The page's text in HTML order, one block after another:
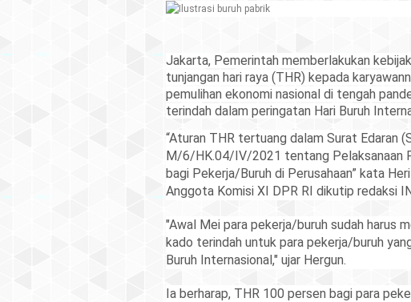
Jakarta, Pemerintah memberlakukan
tunjangan hari raya (THR) kepada
pemulihan ekonomi nasional di tengah
terindah dalam peringatan Hari Buruh
“Aturan THR tertuang dalam Surat Edaran
M/6/HK.04/IV/2021 tentang Pelaksanaan
bagi Pekerja/Buruh di Perusahaan” kata
Anggota Komisi XI DPR RI dikutip redaksi
"Awal Mei para pekerja/buruh sudah harus
kado terindah untuk para pekerja/buruh
Buruh Internasional," ujar Hergun.
Ia berharap, THR 100 persen bagi para